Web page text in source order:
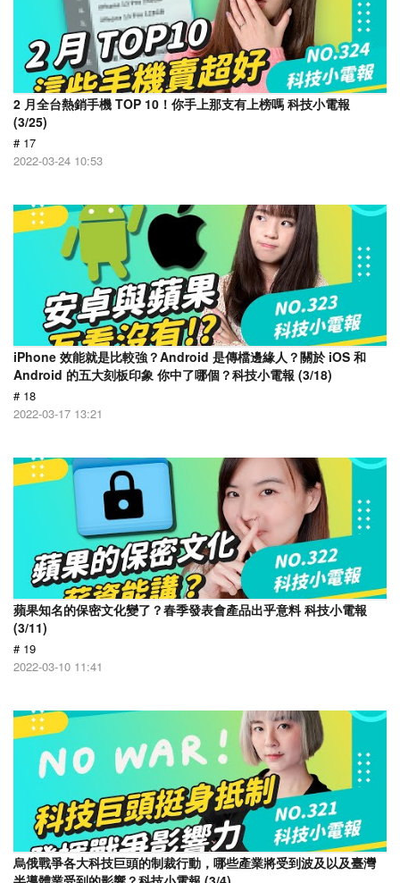
2 月全台熱銷手機 TOP 10！你手上那支有上榜嗎 科技小電報
(3/25)
# 17
2022-03-24 10:53
iPhone 效能就是比較強？Android 是傳檔邊緣人？關於 iOS 和
Android 的五大刻板印象 你中了哪個？科技小電報 (3/18)
# 18
2022-03-17 13:21
蘋果知名的保密文化變了？春季發表會產品出乎意料 科技小電報
(3/11)
# 19
2022-03-10 11:41
烏俄戰爭各大科技巨頭的制裁行動，哪些產業將受到波及以及臺灣